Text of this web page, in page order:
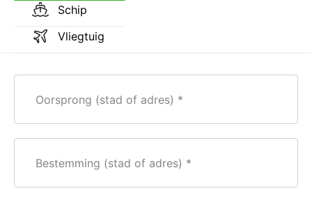
Schip
Vliegtuig
Oorsprong (stad of adres)
Bestemming (stad of adres)